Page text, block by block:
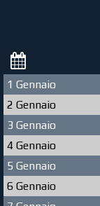
1 Gennaio
2 Gennaio
3 Gennaio
4 Gennaio
5 Gennaio
6 Gennaio